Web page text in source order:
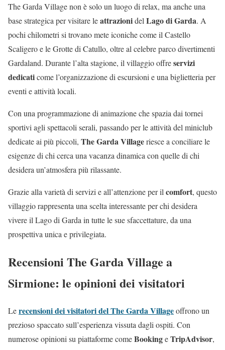
The Garda Village non è solo un luogo di relax, ma anche una
base strategica per visitare leattrazionidel Lago di Garda. A
pochi chilometri si trovano mete iconiche come il Castello
Scaligero e le Grotte di Catullo, oltre al celebre parco divertimenti
Gardaland. Durante l’alta stagione, il villaggio offreservizi
dedicaticome l’organizzazione di escursioni e una biglietteria per
eventi e attività locali.
Con una programmazione di animazione che spazia dai tornei
sportivi agli spettacoli serali, passando per le attività del miniclub
dedicate ai più piccoli, The Garda Villageriesce a conciliare le
esigenze di chi cerca una vacanza dinamica con quelle di chi
desidera un’atmosfera più rilassante.
Grazie alla varietà di servizi e all’attenzione per il comfort, questo
villaggio rappresenta una scelta interessante per chi desidera
vivere il Lago di Garda in tutte le sue sfaccettature, da una
prospettiva unica e privilegiata.
Recensioni The Garda Village a
Sirmione: le opinioni dei visitatori
Lerecensioni dei visitatori del The Garda Villageoffrono un
prezioso spaccato sull’esperienza vissuta dagli ospiti. Con
numerose opinioni su piattaforme comeBookingeTripAdvisor,